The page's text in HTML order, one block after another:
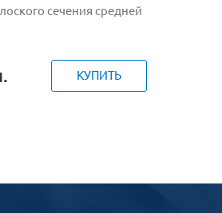
сечения средней
КУПИТЬ